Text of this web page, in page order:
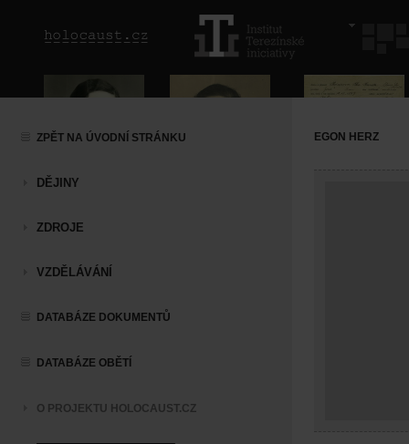
ZPĚT NA ÚVODNÍ STRÁNKU
DĚJINY
ZDROJE
VZDĚLÁVÁNÍ
DATABÁZE DOKUMENTŮ
DATABÁZE OBĚTÍ
O PROJEKTU HOLOCAUST.CZ
EGON HERZ